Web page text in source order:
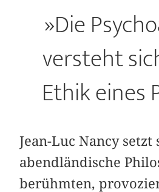
»Die
versteht
Ethik eines
Jean-Luc Nancy
abendländische
berühmten,